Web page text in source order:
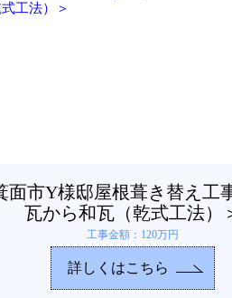
面市Y様邸屋根葺き替え工
瓦から和瓦（乾式工法）
工事金額：120万円
詳しくはこちら